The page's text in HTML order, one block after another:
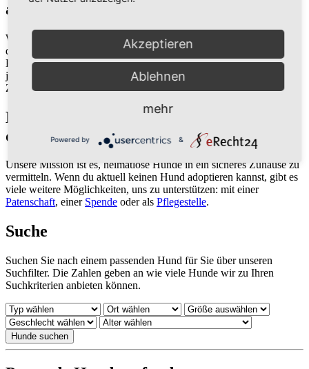
adoptieren
Wenn du einen Hund adoptieren
möchtest, begleiten wir dich auf
dem gesamten Weg. Unser Team berät dich gerne, welcher unserer
Hunde am besten zu dir passt. Wir legen großen Wert darauf, dass
jeder Hund in ein liebevolles und verantwortungsbewusstes
Zuhause kommt.
Hunde suchen ein Zuhause
der Niemandshunde-Familie
Unsere Mission ist es, heimatlose Hunde in ein sicheres Zuhause zu
vermitteln. Wenn du aktuell keinen Hund adoptieren kannst, gibt es
viele weitere Möglichkeiten, uns zu unterstützen: mit einer
Patenschaft, einer Spende oder als Pflegestelle.
Suche
Suchen Sie nach einem passenden Hund für Sie über unseren
Suchfilter. Die Zahlen geben an wie viele Hunde wir zu Ihren
Suchkriterien anbieten können.
Akzeptieren
Ablehnen
mehr
Powered by &